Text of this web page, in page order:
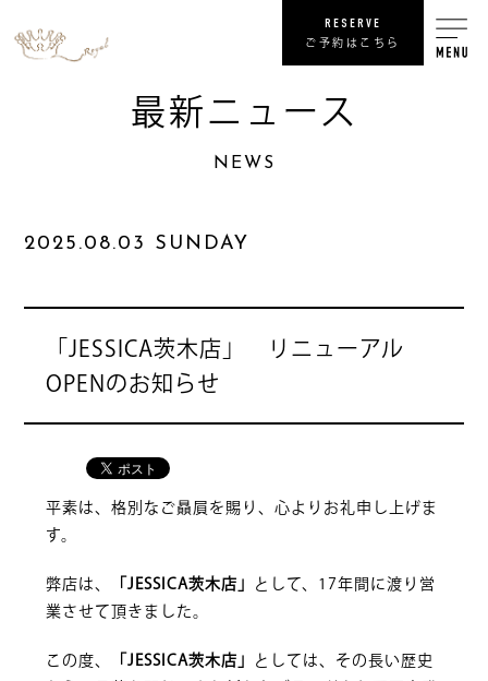
RESERVE
ご予約はこちら
RECRUIT
NEWS
SITE MAP
最新ニュース
NEWS
2025.08.03 SUNDAY
「JESSICA茨木店」 リニューアル
OPENのお知らせ
平素は、格別なご贔屓を賜り、心よりお礼申し上げま
す。
弊店は、 「JESSICA茨木店」
として、17年間に渡り営
業させて頂きました。
この度、 「JESSICA茨木店」
としては、その長い歴史